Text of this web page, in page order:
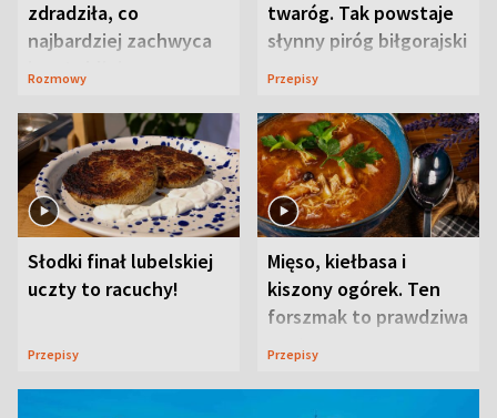
zdradziła, co
najbardziej zachwyca
ją w Lublinie
Rozmowy
twaróg. Tak powstaje
słynny piróg biłgorajski
Przepisy
Słodki finał lubelskiej
uczty to racuchy!
Przepisy
Mięso, kiełbasa i
kiszony ogórek. Ten
forszmak to prawdziwa
uczta
Przepisy